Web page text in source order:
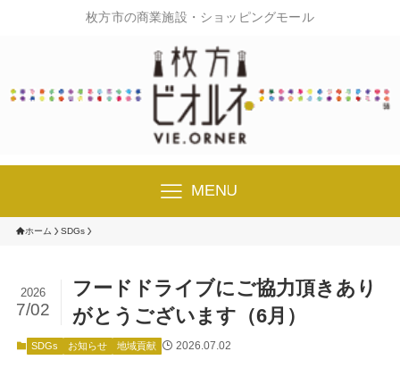
枚方市の商業施設・ショッピングモール
MENU
ホーム SDGs
フードドライブにご協力頂きあり
がとうございます（6月）
2026
7/02
SDGs お知らせ 地域貢献 2026.07.02